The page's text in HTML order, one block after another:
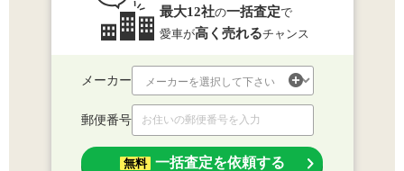
最大12社の一括査定で
愛車が高く売れるチャンス
メーカー
郵便番号
無料 一括査定を依頼する